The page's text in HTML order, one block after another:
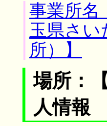
事業所
玉県さい
所）】
場所：
人情報